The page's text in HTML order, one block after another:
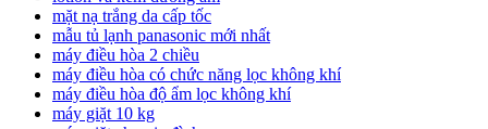
mặt nạ trắng da cấp tốc
mẫu tủ lạnh panasonic mới nhất
máy điều hòa 2 chiều
máy điều hòa có chức năng lọc không khí
máy điều hòa độ ẩm lọc không khí
máy giặt 10 kg